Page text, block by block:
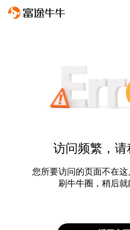
访问频繁，请
您所要访问的页面不在
刷牛牛圈，稍后